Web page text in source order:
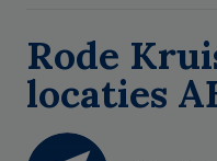
Rode
locaties